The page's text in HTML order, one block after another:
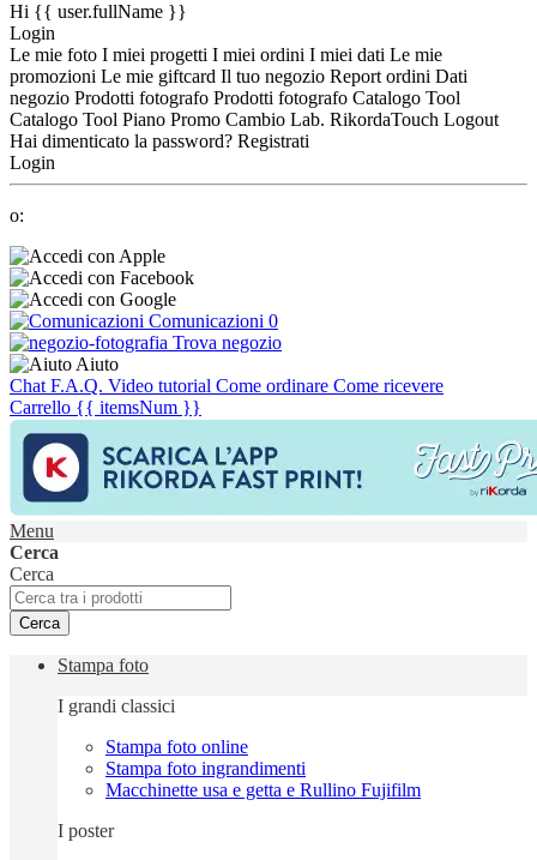
Hi {{ user.fullName }}
Login
Le mie foto I miei progetti I miei ordini I miei dati Le mie
promozioni Le mie giftcard Il tuo negozio Report ordini Dati
negozio Prodotti fotografo Prodotti fotografo Catalogo Tool
Catalogo Tool Piano Promo Cambio Lab. RikordaTouch Logout
Hai dimenticato la password? Registrati
Login
o:
Comunicazioni 0
Trova negozio
Aiuto
Chat F.A.Q. Video tutorial Come ordinare Come ricevere
Carrello {{ itemsNum }}
Menu
Cerca
Cerca
Cerca
Stampa foto
I grandi classici
Stampa foto online
Stampa foto ingrandimenti
Macchinette usa e getta e Rullino Fujifilm
I poster